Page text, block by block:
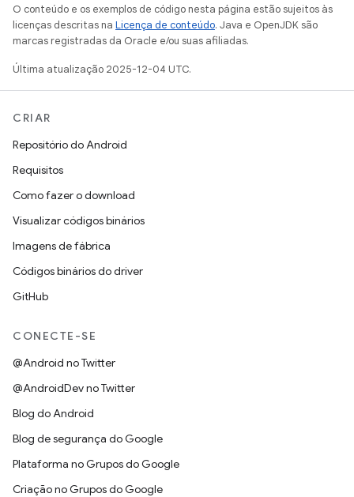
O conteúdo e os exemplos de código nesta página estão sujeitos às
licenças descritas na Licença de conteúdo. Java e OpenJDK são
marcas registradas da Oracle e/ou suas afiliadas.
Última atualização 2025-12-04 UTC.
CRIAR
Repositório do Android
Requisitos
Como fazer o download
Visualizar códigos binários
Imagens de fábrica
Códigos binários do driver
GitHub
CONECTE-SE
@Android no Twitter
@AndroidDev no Twitter
Blog do Android
Blog de segurança do Google
Plataforma no Grupos do Google
Criação no Grupos do Google